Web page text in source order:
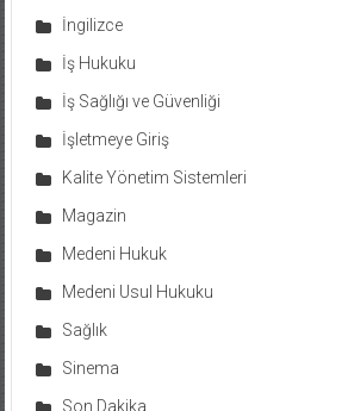
İngilizce
İş Hukuku
İş Sağlığı ve Güvenliği
İşletmeye Giriş
Kalite Yönetim Sistemleri
Magazin
Medeni Hukuk
Medeni Usul Hukuku
Sağlık
Sinema
Son Dakika